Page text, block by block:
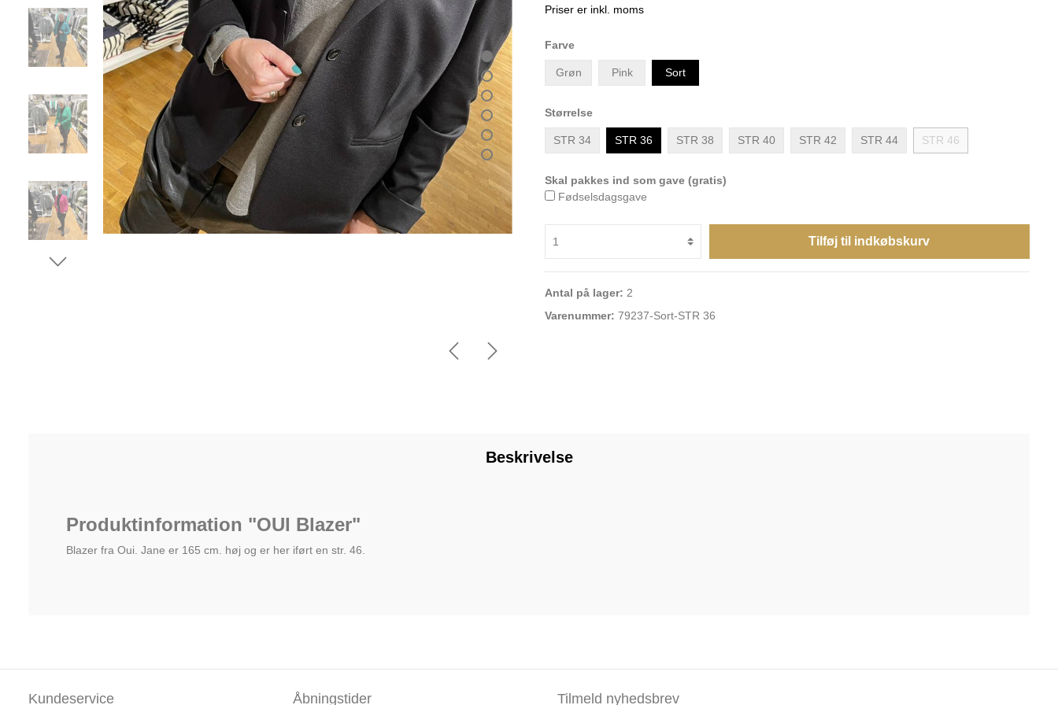
Priser er inkl. moms
Farve
Grøn Pink Sort
Størrelse
STR 34 STR 36 STR 38 STR 40 STR 42 STR 44 STR 46
Skal pakkes ind som gave (gratis)
Fødselsdagsgave
Tilføj til indkøbskurv
Antal på lager: 2
Varenummer: 79237-Sort-STR 36
Beskrivelse
Produktinformation "OUI Blazer"
Blazer fra Oui. Jane er 165 cm. høj og er her iført en str. 46.
Tilmeld nyhedsbrev
Åbningstider
Kundeservice